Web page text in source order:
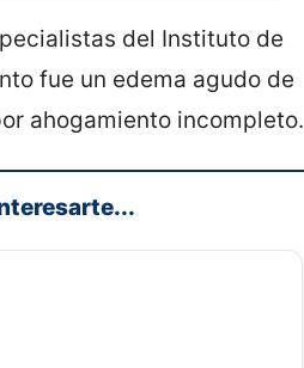
del Instituto de
fue un edema agudo de
ahogamiento incompleto.